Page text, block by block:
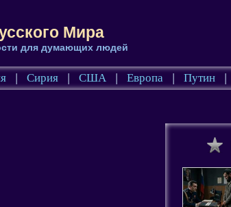
Мира
для думающих людей
| Сирия | США | Европа | Путин |